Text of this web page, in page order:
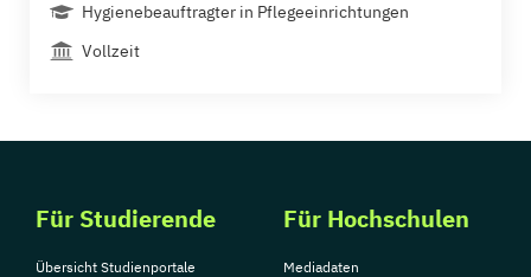
Hygienebeauftragter in Pflegeeinrichtungen
Vollzeit
Für Studierende
Übersicht Studienportale
Für Hochschulen
Mediadaten